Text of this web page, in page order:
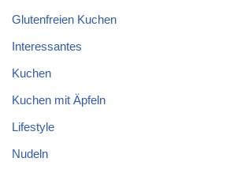
Glutenfreien Kuchen
Interessantes
Kuchen
Kuchen mit Äpfeln
Lifestyle
Nudeln